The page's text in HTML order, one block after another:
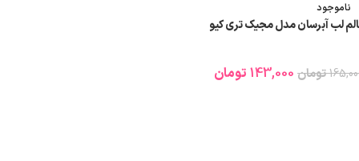
ناموجود
لب آبرسان مدل مجیک تری کیو
تومان 143,000 تومان